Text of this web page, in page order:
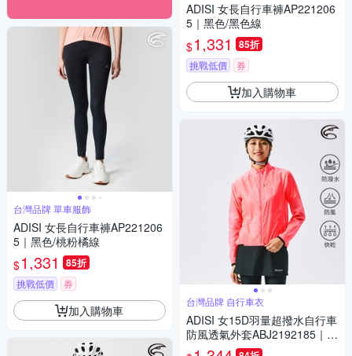
台灣品牌 單車服飾
ADISI 女長自行車褲AP221206
5｜黑色/桃粉橘線
$1,331 85折
挑戰低價 券
加入購物車
ADISI 女長自行車褲AP221206
5｜黑色/黑色線
$1,331 85折
挑戰低價 券
加入購物車
台灣品牌 自行車衣
ADISI 女15D羽量超撥水自行車
防風透氣外套ABJ2192185｜炫
麗桃紅